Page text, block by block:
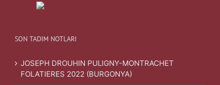
SON TADIM NOTLARI
JOSEPH DROUHIN PULIGNY-MONTRACHET
FOLATIERES 2022 (BURGONYA)